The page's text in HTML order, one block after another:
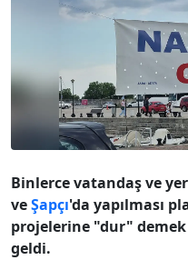
Binlerce vatandaş ve
veŞapçı'da yapılması
projelerine "dur"
geldi.